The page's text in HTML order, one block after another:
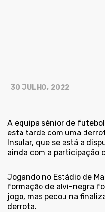
30 JULHO, 2022
A equipa sénior de
esta tarde com uma
Insular, que se está a
ainda com a participação
Jogando no Estádio de
formação de alvi-negra
jogo, mas pecou na
derrota.